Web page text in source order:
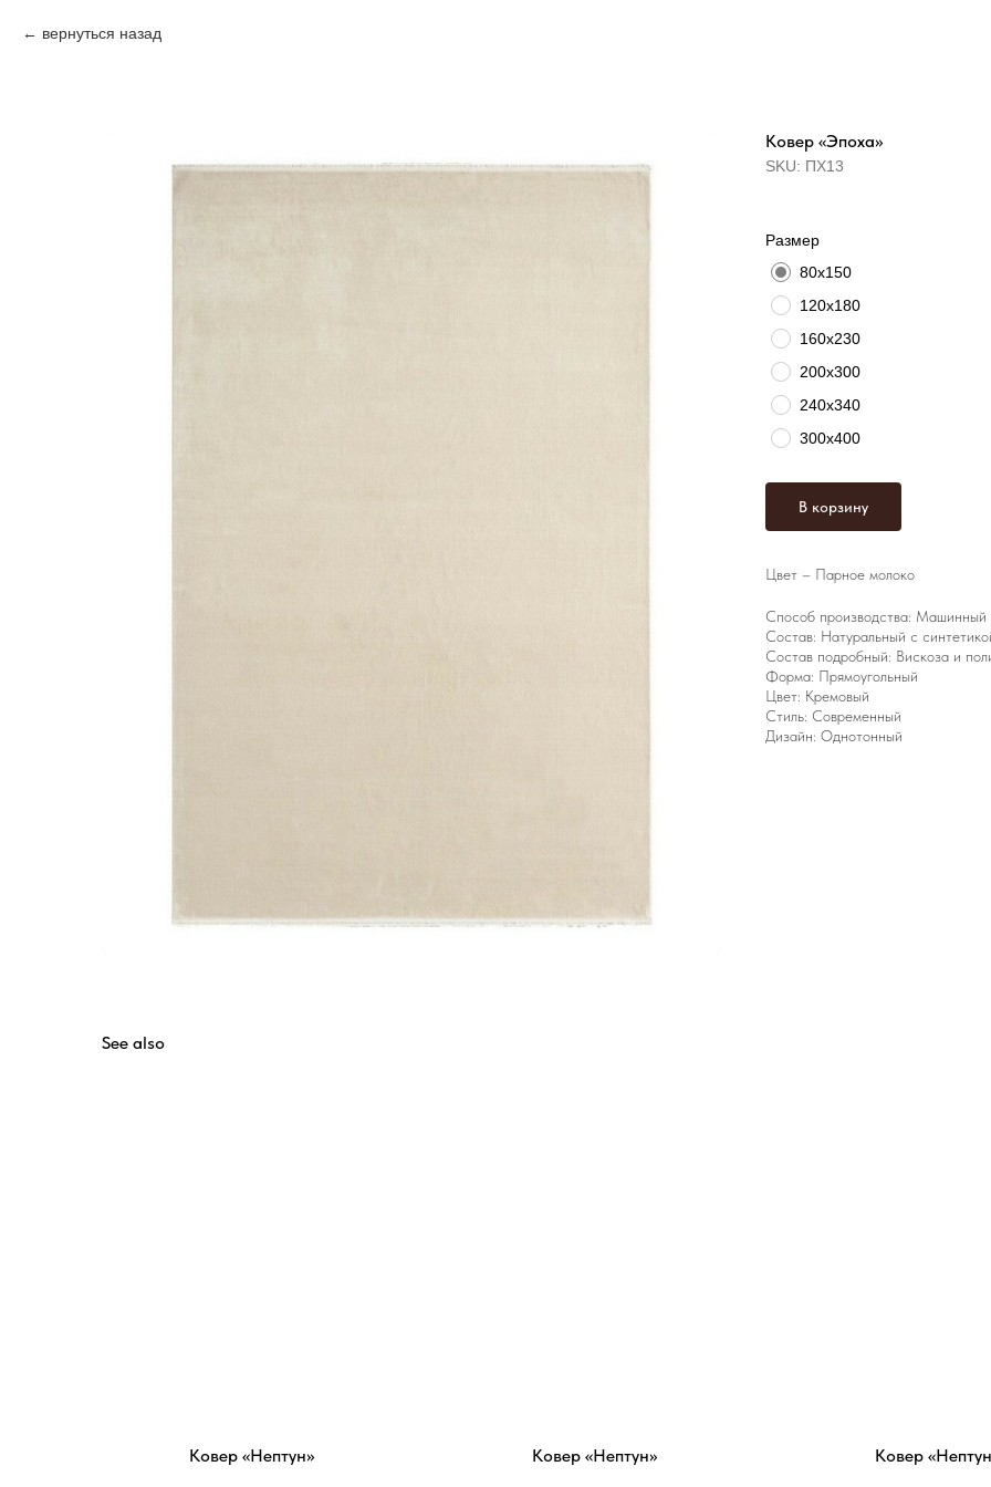
вернуться назад
Ковер «Эпоха»
SKU: ПХ13
Размер
80х150
120х180
160х230
200х300
240х340
300х400
В корзину
Цвет – Парное молоко
Способ производства: Машинный
Состав: Натуральный с
Состав подробный: Вискоза и
Форма: Прямоугольный
Цвет: Кремовый
Стиль: Современный
Дизайн: Однотонный
See also
Ковер «Нептун» Ковер «Нептун» Ковер